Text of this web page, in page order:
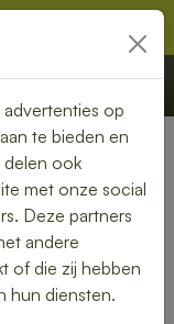
Bestellen
in
op
te bieden en
delen ook
met onze social
Deze partners
andere
of die zij hebben
hun diensten.